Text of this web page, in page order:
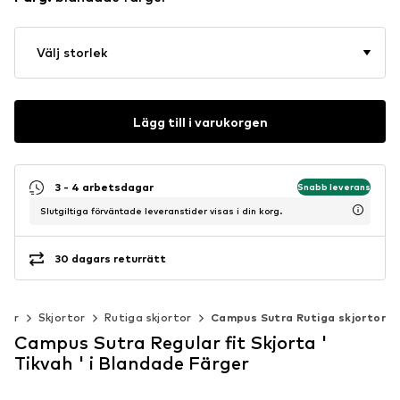
Välj storlek
Lägg till i varukorgen
3 - 4 arbetsdagar Snabb leverans
Slutgiltiga förväntade leveranstider visas i din korg.
30 dagars returrätt
Skjortor Rutiga skjortor Campus Sutra Rutiga skjortor
Campus Sutra Regular fit Skjorta '
Tikvah ' i Blandade Färger